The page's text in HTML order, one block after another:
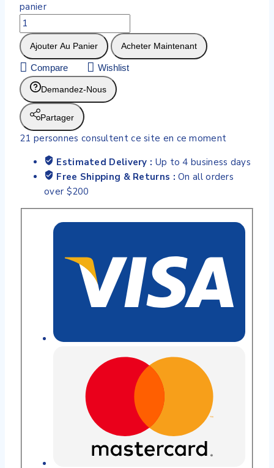
panier
Ajouter Au Panier Acheter Maintenant
Compare Wishlist
Demandez-Nous
Partager
21 personnes consultent ce site en ce moment
Estimated Delivery : Up to 4 business days
Free Shipping & Returns :On all orders
over $200